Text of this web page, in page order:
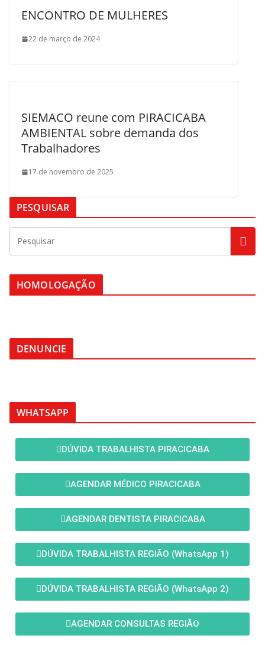
ENCONTRO DE MULHERES
22 de março de 2024
SIEMACO reune com PIRACICABA
AMBIENTAL sobre demanda dos
Trabalhadores
17 de novembro de 2025
PESQUISAR
HOMOLOGAÇÃO
DENUNCIE
WHATSAPP
DÚVIDA TRABALHISTA PIRACICABA
AGENDAR MÉDICO PIRACICABA
AGENDAR DENTISTA PIRACICABA
DÚVIDA TRABALHISTA REGIÃO (WhatsApp 1)
DÚVIDA TRABALHISTA REGIÃO (WhatsApp 2)
AGENDAR CONSULTAS REGIÃO